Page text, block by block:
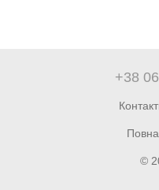
+38
Повна
©